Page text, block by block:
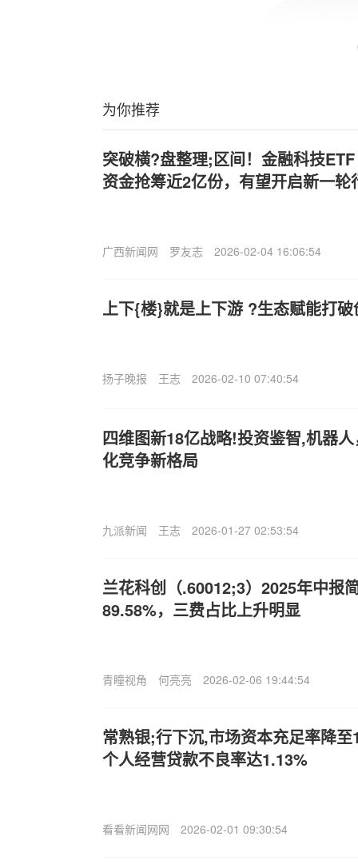
为你推荐
突破横?盘整理;区间！金融科技
资金抢筹近2亿份，有望开启新一轮
广西新闻网 罗友志 2026-02-04 16:06:54
上下{楼}就是上下游 ?生态赋能打
扬子晚报 王志 2026-02-10 07:40:54
四维图新18亿战略!投资鉴智,机器
化竞争新格局
九派新闻 王志 2026-01-27 02:53:54
兰花科创（.60012;3）2025年中报
89.58%，三费占比上升明显
青瞳视角 何亮亮 2026-02-06 19:44:54
常熟银;行下沉,市场资本充足率降
个人经营贷款不良率达1.13%
看看新闻网网 2026-02-01 09:30:54